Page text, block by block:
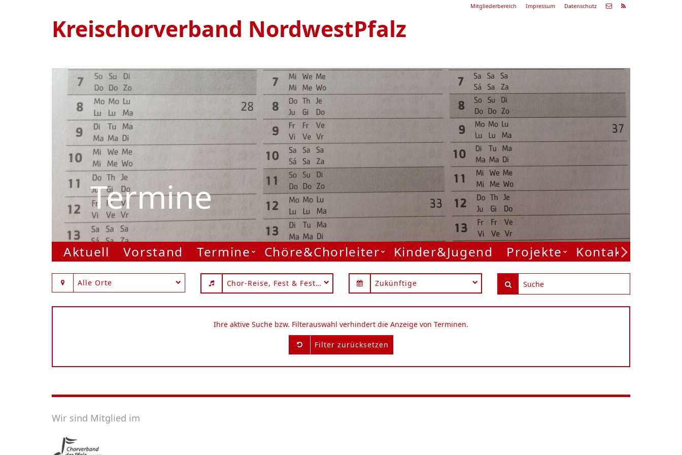
Mitgliederbereich Impressum Datenschutz
Kreischorverband NordwestPfalz
Termine
Veranstaltung
29.08.26
Sommerkonzert
19:00 Uhr
Zum Konzert
Aktuell Vorstand Termine Chöre&Chorleiter Kinder&Jugend Projekte Kontakt
Alle Orte Chor-Reise, Fest & Festival Zukünftige
Ihre aktive Suche bzw. Filterauswahl verhindert die Anzeige von Terminen.
Filter zurücksetzen
Wir sind Mitglied im